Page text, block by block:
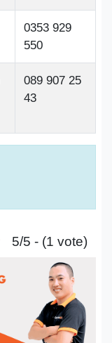
0353 929
550
089 907 25
43
5/5 - (1 vote)